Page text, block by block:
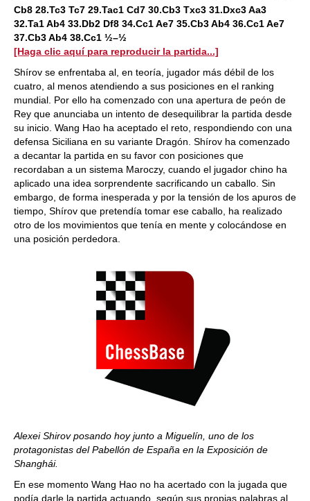
Cb8 28.Tc3 Tc7 29.Tac1 Cd7 30.Cb3 Txc3 31.Dxc3 Aa3
32.Ta1 Ab4 33.Db2 Df8 34.Cc1 Ae7 35.Cb3 Ab4 36.Cc1 Ae7
37.Cb3 Ab4 38.Cc1 ½–½
[Haga clic aquí para reproducir la partida...]
Shírov se enfrentaba al, en teoría, jugador más débil de los
cuatro, al menos atendiendo a sus posiciones en el ranking
mundial. Por ello ha comenzado con una apertura de peón de
Rey que anunciaba un intento de desequilibrar la partida desde
su inicio. Wang Hao ha aceptado el reto, respondiendo con una
defensa Siciliana en su variante Dragón. Shírov ha comenzado
a decantar la partida en su favor con posiciones que
recordaban a un sistema Maroczy, cuando el jugador chino ha
aplicado una idea sorprendente sacrificando un caballo. Sin
embargo, de forma inesperada y por la tensión de los apuros de
tiempo, Shírov que pretendía tomar ese caballo, ha realizado
otro de los movimientos que tenía en mente y colocándose en
una posición perdedora.
Alexei Shirov posando hoy junto a Miguelín, uno de los
protagonistas del Pabellón de España en la Exposición de
Shanghái.
En ese momento Wang Hao no ha acertado con la jugada que
podía darle la partida actuando, según sus propias palabras al